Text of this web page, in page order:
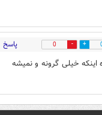
0 پاسخ
خیلی گرونه و نمیشه